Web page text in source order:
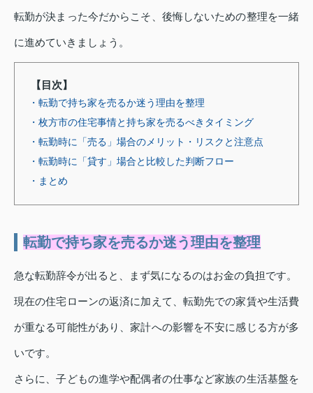
転勤が決まった今だからこそ、後悔しないための整理を一緒
に進めていきましょう。
【目次】
・転勤で持ち家を売るか迷う理由を整理
・枚方市の住宅事情と持ち家を売るべきタイミング
・転勤時に「売る」場合のメリット・リスクと注意点
・転勤時に「貸す」場合と比較した判断フロー
・まとめ
転勤で持ち家を売るか迷う理由を整理
急な転勤辞令が出ると、まず気になるのはお金の負担です。
現在の住宅ローンの返済に加えて、転勤先での家賃や生活費
が重なる可能性があり、家計への影響を不安に感じる方が多
いです。
さらに、子どもの進学や配偶者の仕事など家族の生活基盤を